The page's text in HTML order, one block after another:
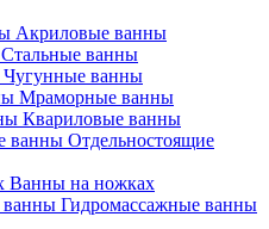
Акриловые ванны
Стальные ванны
Чугунные ванны
Мраморные ванны
Квариловые ванны
Отдельностоящие
Ванны на ножках
Гидромассажные ванны